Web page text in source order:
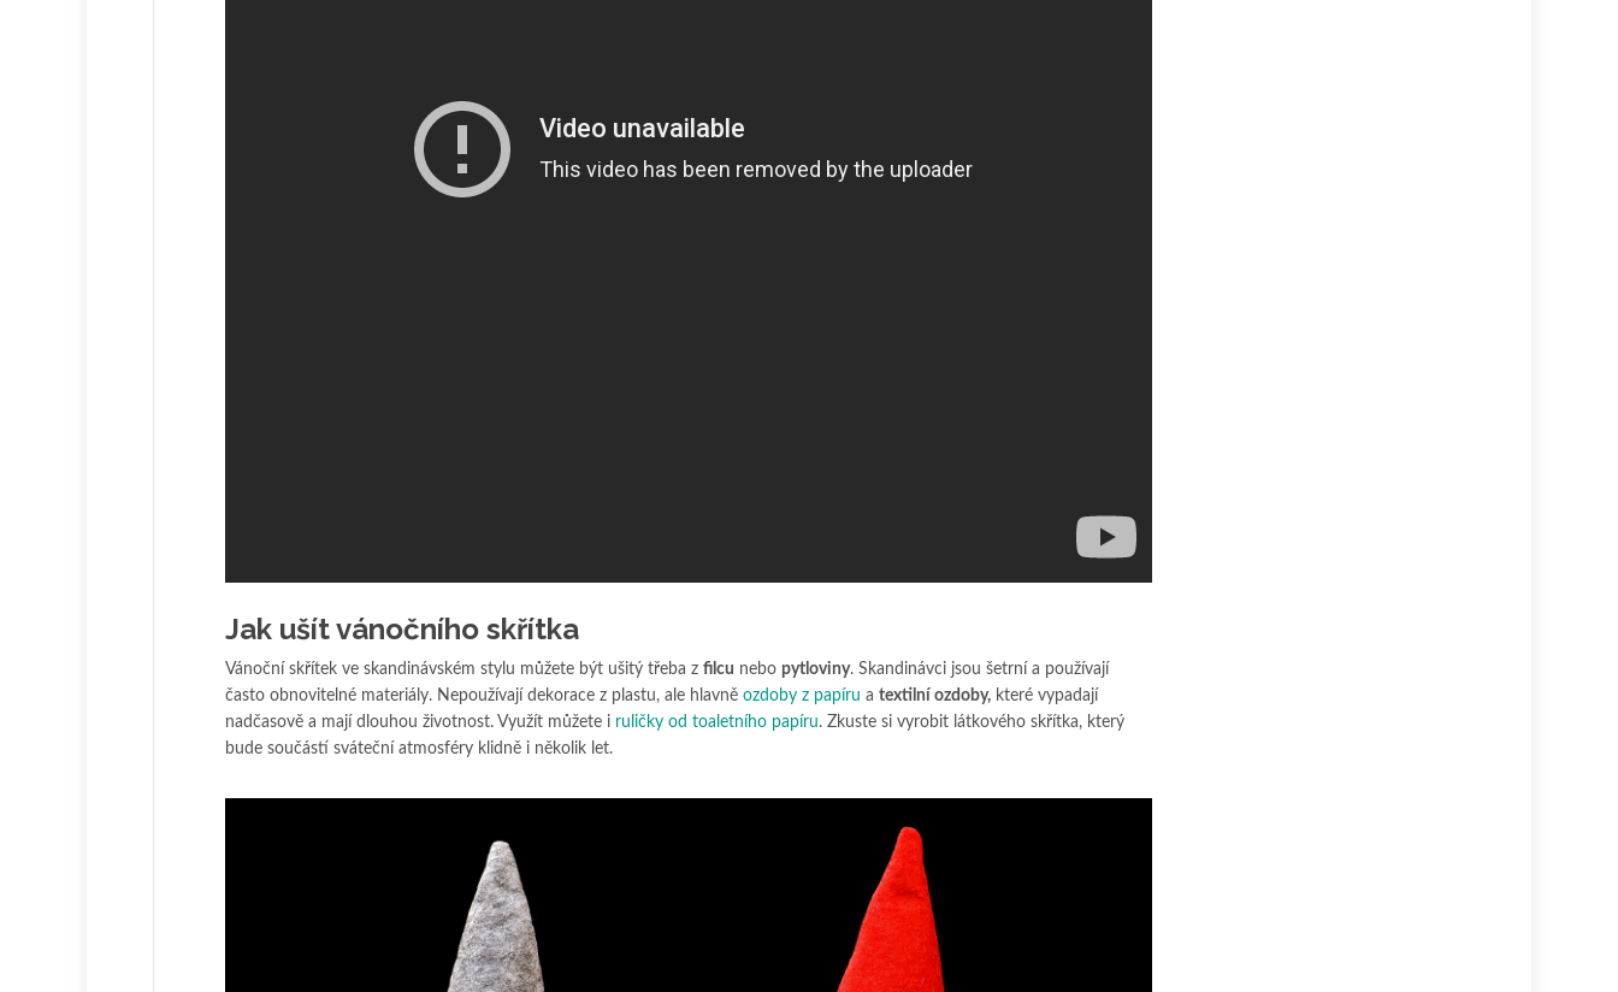
Jak ušít vánočního skřítka
Vánoční skřítek ve skandinávském stylu můžete být ušitý třeba z filcu nebo pytloviny. Skandinávci jsou šetrní a používají
často obnovitelné materiály. Nepoužívají dekorace z plastu, ale hlavně ozdoby z papíru a textilní ozdoby, které vypadají
nadčasově a mají dlouhou životnost. Využít můžete i ruličky od toaletního papíru. Zkuste si vyrobit látkového skřítka, který
bude součástí sváteční atmosféry klidně i několik let.